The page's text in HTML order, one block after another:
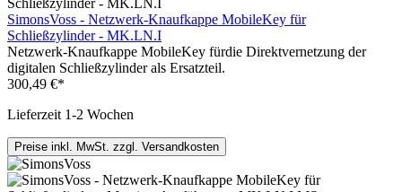
SimonsVoss - Netzwerk-Knaufkappe MobileKey für
Schließzylinder - MK.LN.I
Netzwerk-Knaufkappe MobileKey fürdie Direktvernetzung der
digitalen Schließzylinder als Ersatzteil.
300,49 €*
Lieferzeit 1-2 Wochen
Preise inkl. MwSt. zzgl. Versandkosten